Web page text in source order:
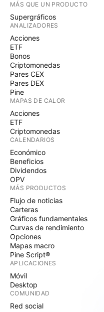
MÁS QUE UN PRODUCTO
Supergráficos
ANALIZADORES
Acciones
ETF
Bonos
Criptomonedas
Pares CEX
Pares DEX
Pine
MAPAS DE CALOR
Acciones
ETF
Criptomonedas
CALENDARIOS
Económico
Beneficios
Dividendos
OPV
MÁS PRODUCTOS
Flujo de noticias
Carteras
Gráficos fundamentales
Curvas de rendimiento
Opciones
Mapas macro
Pine Script®
APLICACIONES
Móvil
Desktop
COMUNIDAD
Red social